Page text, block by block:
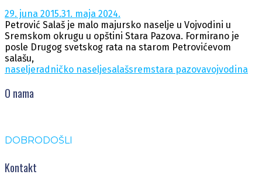
29. juna 2015.31. maja 2024.
Petrović Salaš je malo majursko naselje u Vojvodini u
Sremskom okrugu u opštini Stara Pazova. Formirano je
posle Drugog svetskog rata na starom Petrovićevom
salašu,
naseljeradničko naseljesalašsremstara pazovavojvodina
O nama
DOBRODOŠLI
Kontakt